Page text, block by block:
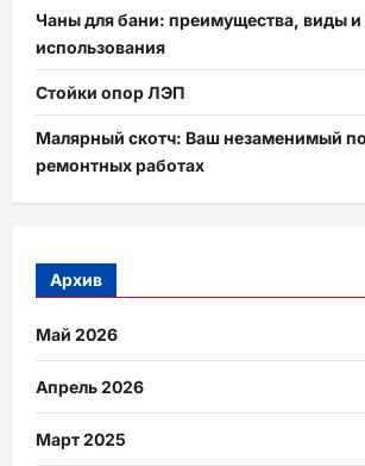
Чаны для бани: преимущества, виды и
использования
Стойки опор ЛЭП
Малярный скотч: Ваш незаменимый
ремонтных работах
Архив
Май 2026
Апрель 2026
Март 2025